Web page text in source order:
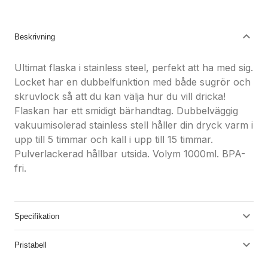
Beskrivning
Ultimat flaska i stainless steel, perfekt att ha med sig.
Locket har en dubbelfunktion med både sugrör och
skruvlock så att du kan välja hur du vill dricka!
Flaskan har ett smidigt bärhandtag. Dubbelväggig
vakuumisolerad stainless stell håller din dryck varm i
upp till 5 timmar och kall i upp till 15 timmar.
Pulverlackerad hållbar utsida. Volym 1000ml. BPA-
fri.
Specifikation
Pristabell